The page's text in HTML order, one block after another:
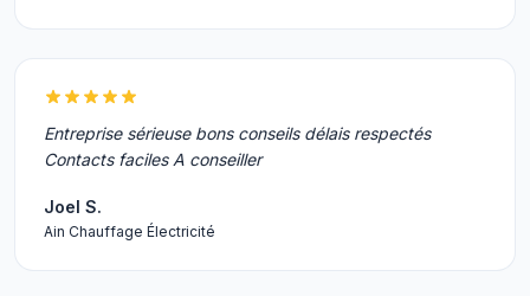
Entreprise sérieuse bons conseils délais respectés
Contacts faciles A conseiller
Joel S.
Ain Chauffage Électricité